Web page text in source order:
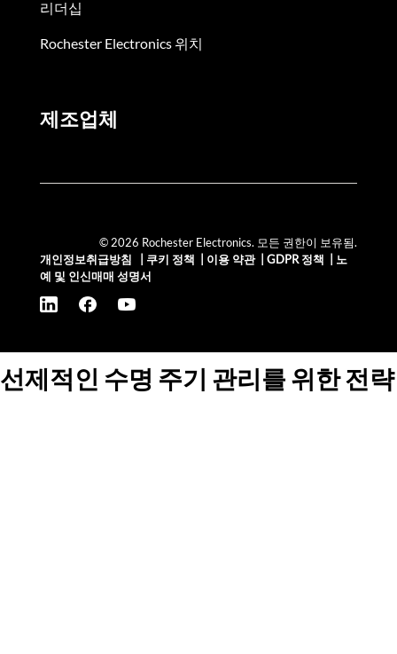
리더십
Rochester Electronics 위치
제조업체
© 2026 Rochester Electronics. 모든 권한이 보유됨.
개인정보취급방침
쿠키 정책 이용 약관| GDPR 정책
노
예 및 인신매매 성명서
선제적인 수명 주기 관리를 위한 전략